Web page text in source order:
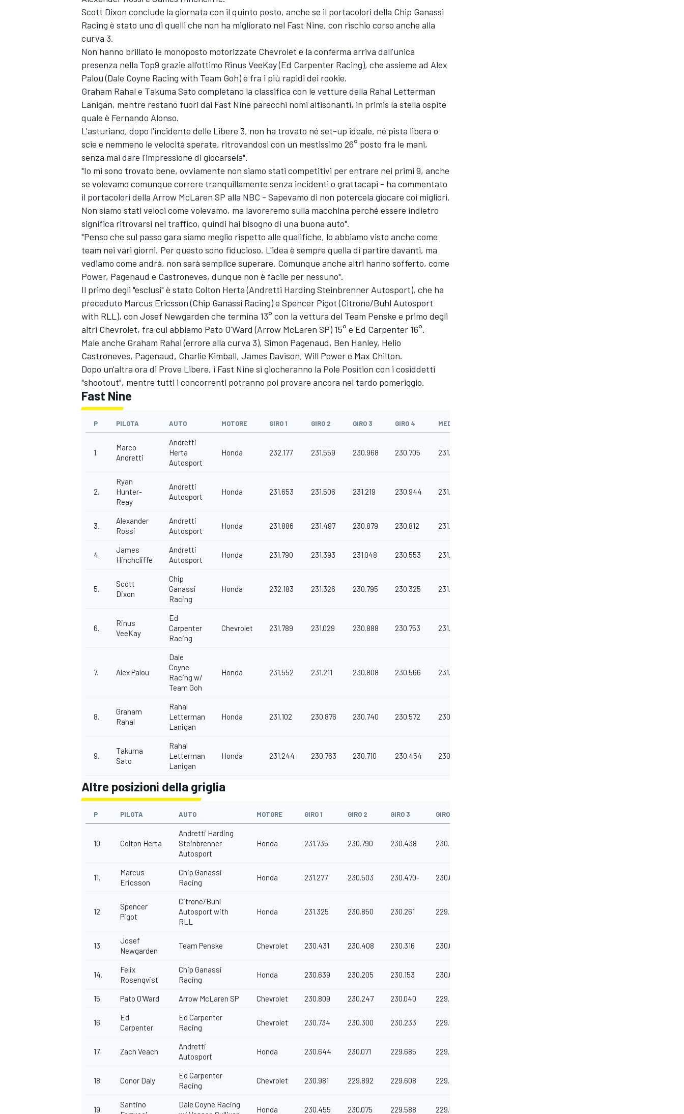
ENDURANCE/GT
MONOMARCA
Scott Dixon conclude la giornata con il quinto posto, anche se il portacolori della Chip Ganassi
Racing è stato uno di quelli che non ha migliorato nel Fast Nine, con rischio corso anche alla
curva 3.
Non hanno brillato le monoposto motorizzate Chevrolet e la conferma arriva dall'unica
presenza nella Top9 grazie all'ottimo Rinus VeeKay (Ed Carpenter Racing), che assieme ad Alex
Palou (Dale Coyne Racing with Team Goh) è fra i più rapidi dei rookie.
Graham Rahal e Takuma Sato completano la classifica con le vetture della Rahal Letterman
Lanigan, mentre restano fuori dai Fast Nine parecchi nomi altisonanti, in primis la stella ospite
quale è Fernando Alonso.
L'asturiano, dopo l'incidente delle Libere 3, non ha trovato né set-up ideale, né pista libera o
scie e nemmeno le velocità sperate, ritrovandosi con un mestissimo 26° posto fra le mani,
senza mai dare l'impressione di giocarsela".
"Io mi sono trovato bene, ovviamente non siamo stati competitivi per entrare nei primi 9, anche
se volevamo comunque correre tranquillamente senza incidenti o grattacapi - ha commentato
il portacolori della Arrow McLaren SP alla NBC - Sapevamo di non potercela giocare coi migliori.
Non siamo stati veloci come volevamo, ma lavoreremo sulla macchina perché essere indietro
significa ritrovarsi nel traffico, quindi hai bisogno di una buona auto".
"Penso che sul passo gara siamo meglio rispetto alle qualifiche, lo abbiamo visto anche come
team nei vari giorni. Per questo sono fiducioso. L'idea è sempre quella di partire davanti, ma
vediamo come andrà, non sarà semplice superare. Comunque anche altri hanno sofferto, come
Power, Pagenaud e Castroneves, dunque non è facile per nessuno".
Il primo degli "esclusi" è stato Colton Herta (Andretti Harding Steinbrenner Autosport), che ha
preceduto Marcus Ericsson (Chip Ganassi Racing) e Spencer Pigot (Citrone/Buhl Autosport
with RLL), con Josef Newgarden che termina 13° con la vettura del Team Penske e primo degli
altri Chevrolet, fra cui abbiamo Pato O'Ward (Arrow McLaren SP) 15° e Ed Carpenter 16°.
Male anche Graham Rahal (errore alla curva 3), Simon Pagenaud, Ben Hanley, Helio
Castroneves, Pagenaud, Charlie Kimball, James Davison, Will Power e Max Chilton.
Dopo un'altra ora di Prove Libere, i Fast Nine si giocheranno la Pole Position con i cosiddetti
"shootout", mentre tutti i concorrenti potranno poi provare ancora nel tardo pomeriggio.
Fast Nine
P PILOTA AUTO MOTORE GIRO 1 GIRO 2 GIRO 3 GIRO 4 MEDIA
1.
Marco
Andretti
Andretti
Herta
Autosport
Honda 232.177 231.559 230.968 230.705 231.351
2.
Ryan
Hunter-
Reay
Andretti
Autosport
Honda 231.653 231.506 231.219 230.944 231.330
3.
Alexander
Rossi
Andretti
Autosport
Honda 231.886 231.497 230.879 230.812 231.268
4.
James
Hinchcliffe
Andretti
Autosport
Honda 231.790 231.393 231.048 230.553 231.195
5.
Scott
Dixon
Chip
Ganassi
Racing
Honda 232.183 231.326 230.795 230.325 231.155
6.
Rinus
VeeKay
Ed
Carpenter
Racing
Chevrolet 231.789 231.029 230.888 230.753 231.114
7. Alex Palou
Dale
Coyne
Racing w/
Team Goh
Honda 231.552 231.211 230.808 230.566 231.034
8.
Graham
Rahal
Rahal
Letterman
Lanigan
Honda 231.102 230.876 230.740 230.572 230.822
9.
Takuma
Sato
Rahal
Letterman
Lanigan
Honda 231.244 230.763 230.710 230.454 230.792
Altre posizioni della griglia
P PILOTA AUTO MOTORE GIRO 1 GIRO 2 GIRO 3 GIRO 4
10. Colton Herta
Andretti Harding
Steinbrenner
Autosport
Honda 231.735 230.790 230.438 230.143
11.
Marcus
Ericsson
Chip Ganassi
Racing
Honda 231.277 230.503 230.470- 230.018
12.
Spencer
Pigot
Citrone/Buhl
Autosport with
RLL
Honda 231.325 230.850 230.261 229.727
13.
Josef
Newgarden
Team Penske Chevrolet 230.431 230.408 230.316 230.031
14.
Felix
Rosenqvist
Chip Ganassi
Racing
Honda 230.639 230.205 230.153 230.021
15. Pato O'Ward Arrow McLaren SP Chevrolet 230.809 230.247 230.040 229.758
16.
Ed
Carpenter
Ed Carpenter
Racing
Chevrolet 230.734 230.300 230.233 229.582
17. Zach Veach
Andretti
Autosport
Honda 230.644 230.071 229.685 229.447
18. Conor Daly
Ed Carpenter
Racing
Chevrolet 230.981 229.892 229.608 229.345
19.
Santino
Dale Coyne Racing
Honda 230.455 230.075 229.588 229.578